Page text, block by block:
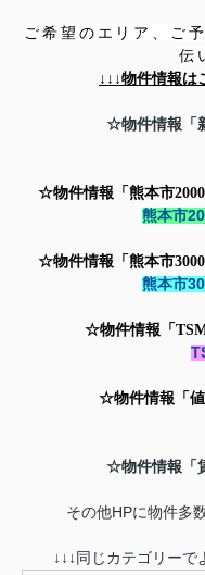
ご希望のエリア、ご
伝
↓↓↓物件情報は
☆物件情報「
☆物件情報「熊本市
熊本市
☆物件情報「熊本市
熊本市
☆物件情報「
☆物件情報「
☆物件情報「
その他HPに物件多
↓↓↓同じカテゴリーで